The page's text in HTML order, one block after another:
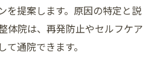
を提案します。原因の特定と説
体院は、再発防止やセルフケア
通院できます。